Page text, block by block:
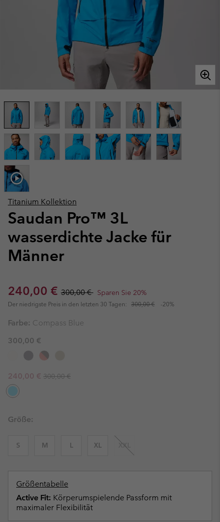
Titanium Kollektion
Saudan Pro™ 3L
wasserdichte Jacke für
Männer
Sale price:
240,00 € Regular price:
300,00 € Sparen Sie 20%
Der niedrigste Preis in den letzten 30 Tagen: 300,00 € -20%
Farbe: Compass Blue
300,00 €
Sale price:
240,00 € Regular price:
300,00 €
Größe:
S M L XL XXL
Größentabelle
Active Fit: Körperumspielende Passform mit
maximaler Flexibilität